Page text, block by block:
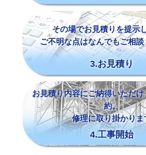
その場でお見積りを提示
ご不明な点はなんでもご相
3.お見積り
お見積り内容にご納得いただ
約。
修理に取り掛かりま
4.工事開始